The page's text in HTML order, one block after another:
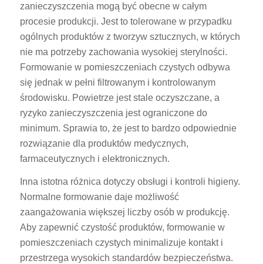
zanieczyszczenia mogą być obecne w całym
procesie produkcji. Jest to tolerowane w przypadku
ogólnych produktów z tworzyw sztucznych, w których
nie ma potrzeby zachowania wysokiej sterylności.
Formowanie w pomieszczeniach czystych odbywa
się jednak w pełni filtrowanym i kontrolowanym
środowisku. Powietrze jest stale oczyszczane, a
ryzyko zanieczyszczenia jest ograniczone do
minimum. Sprawia to, że jest to bardzo odpowiednie
rozwiązanie dla produktów medycznych,
farmaceutycznych i elektronicznych.
Inna istotna różnica dotyczy obsługi i kontroli higieny.
Normalne formowanie daje możliwość
zaangażowania większej liczby osób w produkcję.
Aby zapewnić czystość produktów, formowanie w
pomieszczeniach czystych minimalizuje kontakt i
przestrzega wysokich standardów bezpieczeństwa.